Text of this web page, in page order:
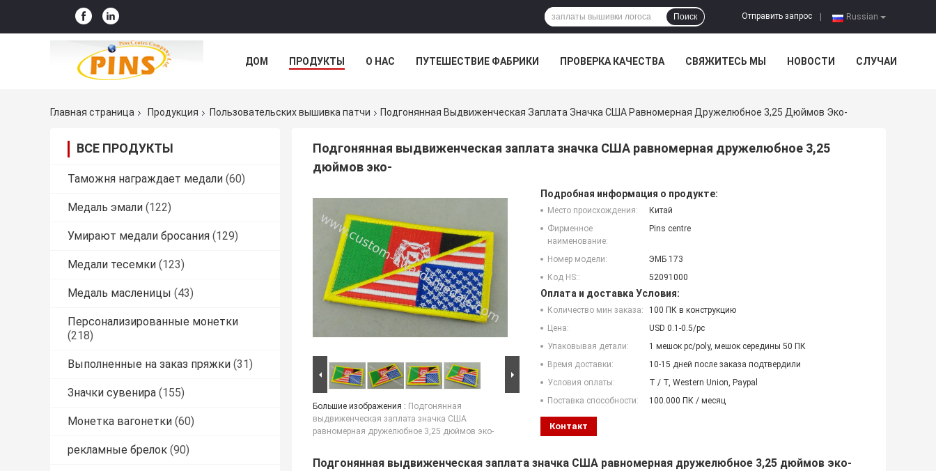
Russian
Отправить запрос
Поиск
ДОМ ПРОДУКТЫ О НАС ПУТЕШЕСТВИЕ ФАБРИКИ ПРОВЕРКА КАЧЕСТВА СВЯЖИТЕСЬ МЫ НОВОСТИ СЛУЧАИ
Главная страница Продукция Пользовательских вышивка патчи Подгонянная Выдвиженческая Заплата Значка США Равномерная Дружелюбное 3,25 Дюймов Эко-
ВСЕ ПРОДУКТЫ
Таможня награждает медали (60)
Медаль эмали (122)
Умирают медали бросания (129)
Медали тесемки (123)
Медаль масленицы (43)
Персонализированные монетки
(218)
Выполненные на заказ пряжки (31)
Значки сувенира (155)
Монетка вагонетки (60)
рекламные брелок (90)
Подгонянная выдвиженческая заплата значка США равномерная дружелюбное 3,25
дюймов эко-
Большие изображения : Подгонянная
выдвиженческая заплата значка США
равномерная дружелюбное 3,25 дюймов эко-
Подробная информация о продукте:
Место происхождения:
Китай
Фирменное
наименование:
Pins centre
Номер модели:
ЭМБ 173
Код HS::
52091000
Оплата и доставка Условия:
Количество мин заказа:
100 ПК в конструкцию
Цена:
USD 0.1-0.5/pc
Упаковывая детали:
1 мешок pc/poly, мешок середины 50 ПК
Время доставки:
10-15 дней после заказа подтвердили
Условия оплаты:
T / T, Western Union, Paypal
Поставка способности:
100.000 ПК / месяц
Контакт
Подгонянная выдвиженческая заплата значка США равномерная дружелюбное 3,25 дюймов эко-